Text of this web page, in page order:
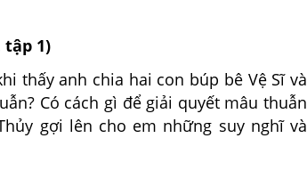
tập 1)
thấy anh chia hai con búp bê Vệ Sĩ và
Có cách gì để giải quyết mâu thuẫn
gợi lên cho em những suy nghĩ và